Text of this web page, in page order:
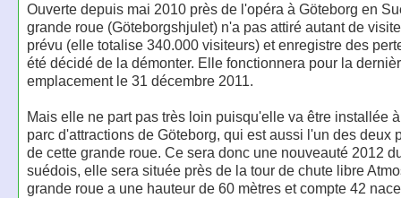
Ouverte depuis mai 2010 près de l'opéra à Göteborg en
grande roue (Göteborgshjulet) n'a pas attiré autant de
prévu (elle totalise 340.000 visiteurs) et enregistre des
été décidé de la démonter. Elle fonctionnera pour la
emplacement le 31 décembre 2011.
Mais elle ne part pas très loin puisqu'elle va être installée
parc d'attractions de Göteborg, qui est aussi l'un des deux
de cette grande roue. Ce sera donc une nouveauté 2012
suédois, elle sera située près de la tour de chute libre
grande roue a une hauteur de 60 mètres et compte 42